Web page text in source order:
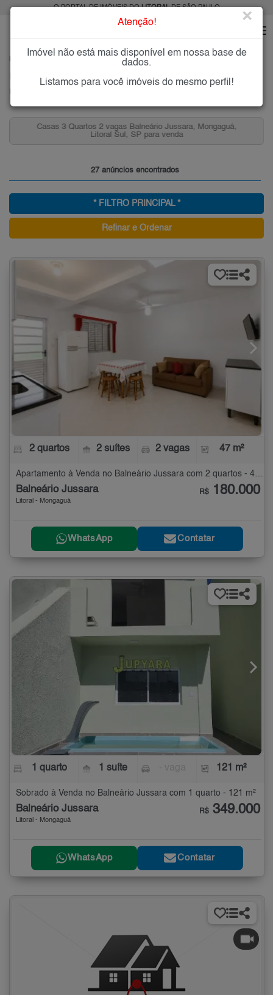
O PORTAL DE IMÓVEIS DOLITORALDE SÃO PAULO
MONGAGUÁ
Imóveis à Venda no Balneário Jussara, Mongaguá
Casas 3 Quartos 2 vagas Balneário Jussara, Mongaguá,
Litoral Sul, SP para venda
27 anúncios encontrados
* FILTRO PRINCIPAL *
Refinar e Ordenar
2 quartos 2 suítes 2 vagas 47 m²
Balneário Jussara
Litoral - Mongaguá
R$ 180.000
WhatsApp Contatar
1 quarto 1 suíte 121 m²
Sobrado à Venda no Balneário Jussara com 1 quarto - 121 m²
Balneário Jussara
Litoral - Mongaguá
R$ 349.000
WhatsApp Contatar
Atenção! ×
Imóvel não está mais disponível em nossa base de
dados.
Listamos para você imóveis do mesmo perfil!